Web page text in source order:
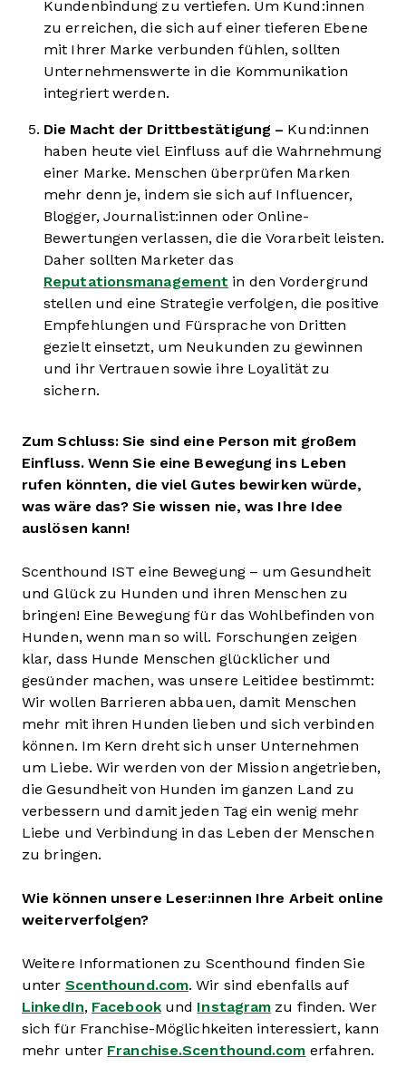
Kundenbindung zu vertiefen. Um Kund:innen
zu erreichen, die sich auf einer tieferen Ebene
mit Ihrer Marke verbunden fühlen, sollten
Unternehmenswerte in die Kommunikation
integriert werden.
Die Macht der Drittbestätigung – Kund:innen
haben heute viel Einfluss auf die Wahrnehmung
einer Marke. Menschen überprüfen Marken
mehr denn je, indem sie sich auf Influencer,
Blogger, Journalist:innen oder Online-
Bewertungen verlassen, die die Vorarbeit leisten.
Daher sollten Marketer das
Reputationsmanagement in den Vordergrund
stellen und eine Strategie verfolgen, die positive
Empfehlungen und Fürsprache von Dritten
gezielt einsetzt, um Neukunden zu gewinnen
und ihr Vertrauen sowie ihre Loyalität zu
sichern.
Zum Schluss: Sie sind eine Person mit großem
Einfluss. Wenn Sie eine Bewegung ins Leben
rufen könnten, die viel Gutes bewirken würde,
was wäre das? Sie wissen nie, was Ihre Idee
auslösen kann!
Scenthound IST eine Bewegung – um Gesundheit
und Glück zu Hunden und ihren Menschen zu
bringen! Eine Bewegung für das Wohlbefinden von
Hunden, wenn man so will. Forschungen zeigen
klar, dass Hunde Menschen glücklicher und
gesünder machen, was unsere Leitidee bestimmt:
Wir wollen Barrieren abbauen, damit Menschen
mehr mit ihren Hunden lieben und sich verbinden
können. Im Kern dreht sich unser Unternehmen
um Liebe. Wir werden von der Mission angetrieben,
die Gesundheit von Hunden im ganzen Land zu
verbessern und damit jeden Tag ein wenig mehr
Liebe und Verbindung in das Leben der Menschen
zu bringen.
Wie können unsere Leser:innen Ihre Arbeit online
weiterverfolgen?
Weitere Informationen zu Scenthound finden Sie
unter Scenthound.com. Wir sind ebenfalls auf
LinkedIn, Facebookund Instagram zu finden. Wer
sich für Franchise-Möglichkeiten interessiert, kann
mehr unter Franchise.Scenthound.com erfahren.